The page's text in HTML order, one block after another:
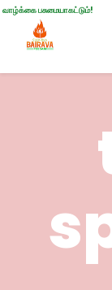
வாழ்க்கை பசுமையாகட்டும்!